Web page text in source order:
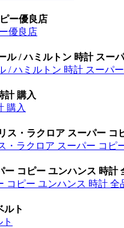
ー優良店
優良店
ル / ハミルトン 時計 スー
/ ハミルトン 時計 スーパ
計 購入
購入
ス・ラクロア スーパー コ
・ラクロア スーパー コピ
コピー ユンハンス 時計
コピー ユンハンス 時計 全
ルト